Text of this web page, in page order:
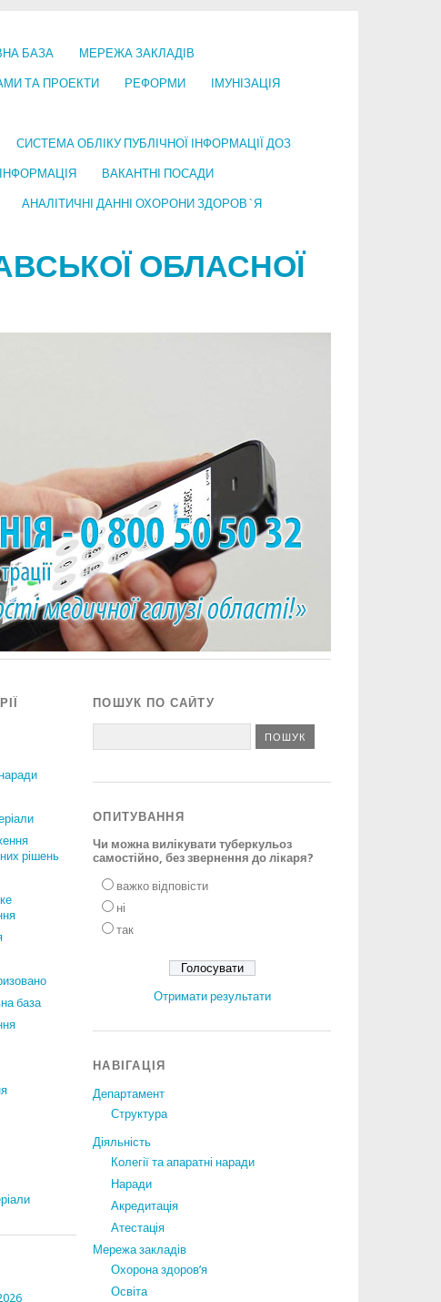
БАЗА МЕРЕЖА ЗАКЛАДІВ
ТА ПРОЕКТИ РЕФОРМИ ІМУНІЗАЦІЯ
СИСТЕМА ОБЛІКУ ПУБЛІЧНОЇ ІНФОРМАЦІЇ ДОЗ
ВАКАНТНІ ПОСАДИ
АНАЛІТИЧНІ ДАННІ ОХОРОНИ ЗДОРОВ`Я
ОБЛАСНОЇ
рішень
база
ПОШУК ПО САЙТУ
ОПИТУВАННЯ
Чи можна вилікувати туберкульоз
самостійно, без звернення до лікаря?
важко відповісти
ні
так
Отримати результати
НАВІГАЦІЯ
Департамент
Структура
Діяльність
Колегії та апаратні наради
Наради
Акредитація
Атестація
Мережа закладів
Охорона здоров’я
Освіта